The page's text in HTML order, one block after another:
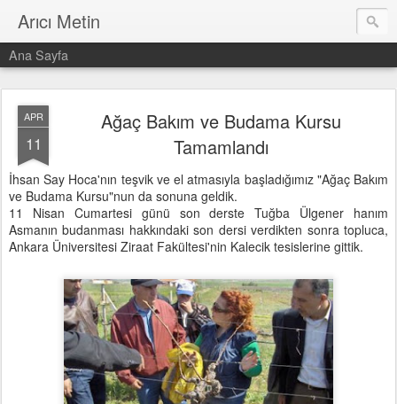
Arıcı Metin
Ana Sayfa
APR
11
Ağaç Bakım ve Budama Kursu
Tamamlandı
İhsan Say Hoca'nın teşvik ve el atmasıyla başladığımız "Ağaç Bakım
ve Budama Kursu"nun da sonuna geldik.
11 Nisan Cumartesi günü son derste Tuğba Ülgener hanım
Asmanın budanması hakkındaki son dersi verdikten sonra topluca,
Ankara Üniversitesi Ziraat Fakültesi'nin Kalecik tesislerine gittik.